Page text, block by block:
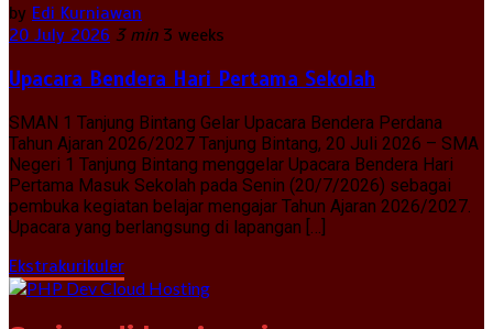
by Edi Kurniawan
20 July 2026 3 min 3 weeks
Upacara Bendera Hari Pertama Sekolah
SMAN 1 Tanjung Bintang Gelar Upacara Bendera Perdana
Tahun Ajaran 2026/2027 Tanjung Bintang, 20 Juli 2026 – SMA
Negeri 1 Tanjung Bintang menggelar Upacara Bendera Hari
Pertama Masuk Sekolah pada Senin (20/7/2026) sebagai
pembuka kegiatan belajar mengajar Tahun Ajaran 2026/2027.
Upacara yang berlangsung di lapangan […]
Ekstrakurikuler